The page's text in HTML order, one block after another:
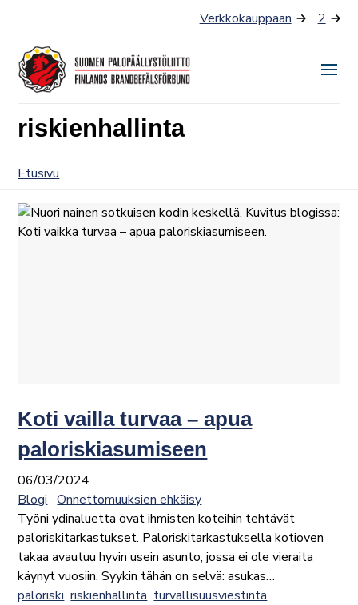
Verkkokauppaan 2
riskienhallinta
Etusivu
Koti vailla turvaa – apua
paloriskiasumiseen
06/03/2024
Blogi
Onnettomuuksien ehkäisy
Työni ydinaluetta ovat ihmisten koteihin tehtävät
paloriskitarkastukset. Paloriskitarkastuksella kotioven
takaa avautuu hyvin usein asunto, jossa ei ole vieraita
käynyt vuosiin. Syykin tähän on selvä: asukas…
paloriski riskienhallinta turvallisuusviestintä